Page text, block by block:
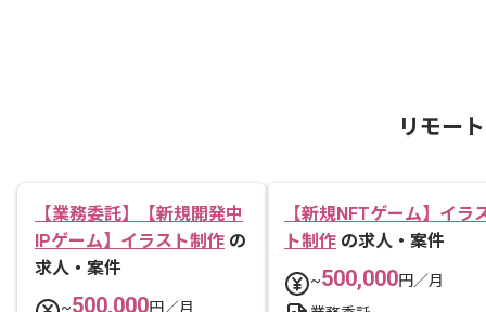
リモー
【業務委託】【新規開発中
IPゲーム】イラスト制作 の
求人・案件
~500,000円／月
【新規NFTゲーム】イラ
ト制作 の求人・案件
~500,000円／月